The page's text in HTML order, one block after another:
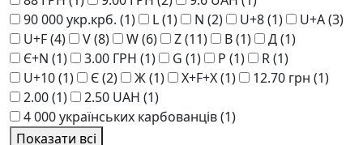
90 000 укр.крб. (1) L(1) N (2) U+8(1) U+A(3)
U+F(4) V(8) W(6) Z(11) В(1) Д(1)
Є+N (1) 3.00 ГРН (1) G (1) P (1) R(1)
U+10(1) Є(2) Ж(1) Х+F+Х(1) 12.70 грн (1)
2.00(1) 2.50 UAH (1)
4 000 українських карбованців(1)
Показати всі